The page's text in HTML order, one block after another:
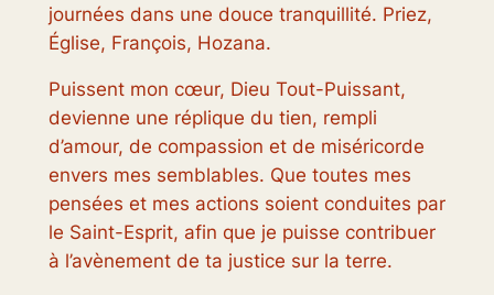
journées dans une douce tranquillité. Priez,
Église, François, Hozana.
Puissent mon cœur, Dieu Tout-Puissant,
devienne une réplique du tien, rempli
d’amour, de compassion et de miséricorde
envers mes semblables. Que toutes mes
pensées et mes actions soient conduites par
le Saint-Esprit, afin que je puisse contribuer
à l’avènement de ta justice sur la terre.